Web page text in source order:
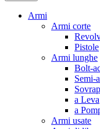
Armi
Armi corte
Pistole
Armi lunghe
Bolt-
Semi-
a Leva
a
Armi usate